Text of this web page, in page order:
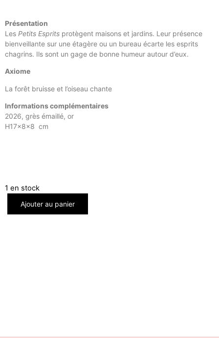
Présentation
Les Petits Esprits protègent maisons et jardins. Leur présence
bienveillante sur une étagère ou un bureau écarte les esprits
chagrins. Ils sont un gage de bonne humeur autour d’eux.
Axiome
La forêt bruisse et l’oiseau chante
Informations complémentaires
2026, grès émaillé, or
H17x8x8 cm
1 en stock
Ajouter au panier